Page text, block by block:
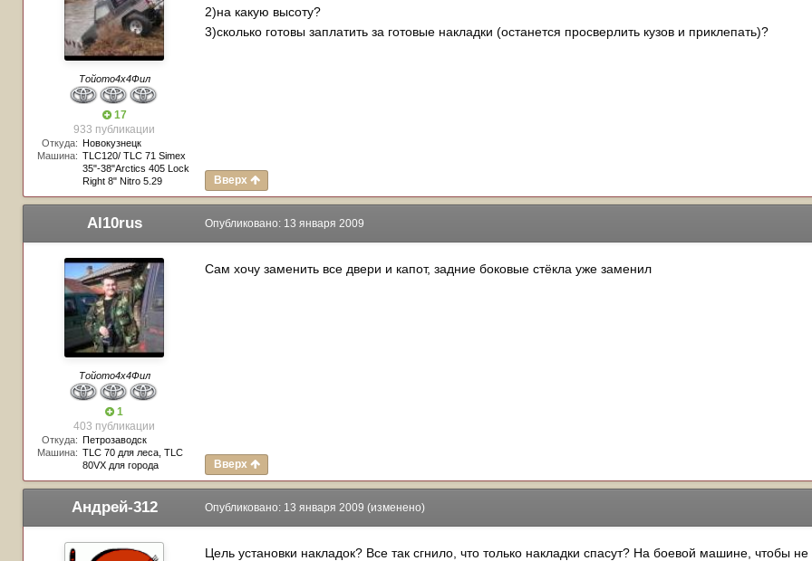
Тойото4х4Фил
17
933 публикации
Откуда: Новокузнецк
Машина: TLC120/ TLC 71 Simex
35"-38"Arctics 405 Lock
Right 8" Nitro 5.29
2)на какую высоту?
3)сколько готовы заплатить за готовые накладки (останется просверлить кузов и приклепать)?
Вверх
Al10rus
Тойото4х4Фил
1
403 публикации
Откуда: Петрозаводск
Машина: TLC 70 для леса, TLC
80VX для города
Опубликовано: 13 января 2009
Сам хочу заменить все двери и капот, задние боковые стёкла уже заменил
Вверх
Андрей-312 Опубликовано: 13 января 2009 (изменено)
Цель установки накладок? Все так сгнило, что только накладки спасут? На боевой машине, чтобы